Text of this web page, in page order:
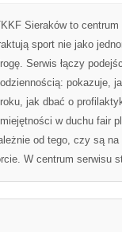
Sieraków to
sport nie jako
Serwis łączy
pokazuje,
jak dbać o
w duchu fair
od tego, czy są
W centrum serwisu